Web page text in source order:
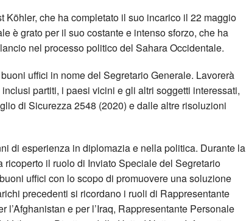
Köhler, che ha completato il suo incarico il 22 maggio
è grato per il suo costante e intenso sforzo, che ha
nel processo politico del Sahara Occidentale.
uffici in nome del Segretario Generale. Lavorerà
partiti, i paesi vicini e gli altri soggetti interessati,
di Sicurezza 2548 (2020) e dalle altre risoluzioni
di esperienza in diplomazia e nella politica. Durante la
il ruolo di Inviato Speciale del Segretario
uffici con lo scopo di promuovere una soluzione
precedenti si ricordano i ruoli di Rappresentante
e per l’Iraq, Rappresentante Personale